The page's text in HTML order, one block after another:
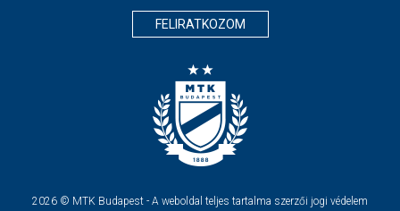
FELIRATKOZOM
2026 © MTK Budapest - A weboldal teljes tartalma szerzői jogi védelem